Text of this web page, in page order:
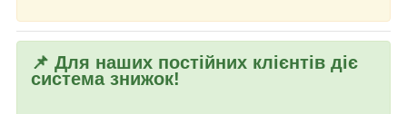
📌 Для наших постійних клієнтів діє
система знижок!